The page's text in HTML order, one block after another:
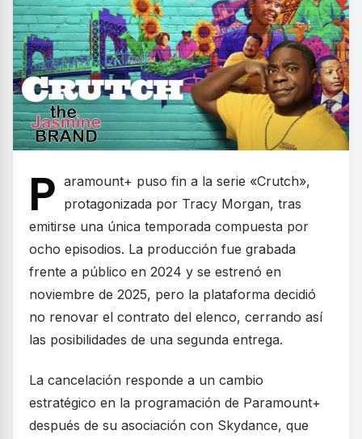
P aramount+ puso fin a la serie «Crutch»,
protagonizada por Tracy Morgan, tras
emitirse una única temporada compuesta por
ocho episodios. La producción fue grabada
frente a público en 2024 y se estrenó en
noviembre de 2025, pero la plataforma decidió
no renovar el contrato del elenco, cerrando así
las posibilidades de una segunda entrega.
La cancelación responde a un cambio
estratégico en la programación de Paramount+
después de su asociación con Skydance, que